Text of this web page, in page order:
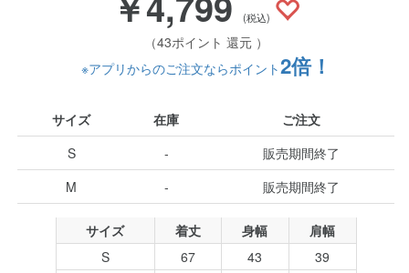
(税込)
（43ポイント 還元 ）
※アプリからのご注文ならポイント2倍！
サイズ 在庫
ご注文
S
-
販売期間終了
M
- 販売期間終了
サイズ 着丈 身幅
肩幅
S
67 43
39